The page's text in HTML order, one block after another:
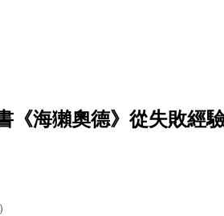
《海獺奧德》從失敗經